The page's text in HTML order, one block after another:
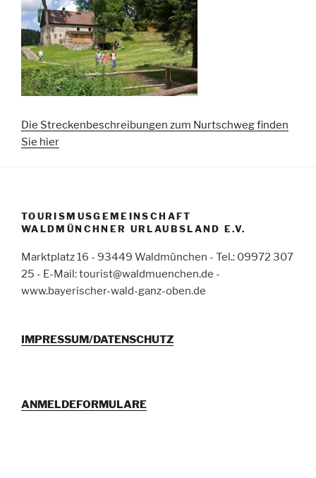
Die Streckenbeschreibungen zum Nurtschweg finden
Sie hier
TOURISMUSGEMEINSCHAFT
WALDMÜNCHNER URLAUBSLAND E.V.
Marktplatz 16 - 93449 Waldmünchen - Tel.: 09972 307
25 - E-Mail: tourist@waldmuenchen.de -
www.bayerischer-wald-ganz-oben.de
IMPRESSUM/DATENSCHUTZ
ANMELDEFORMULARE